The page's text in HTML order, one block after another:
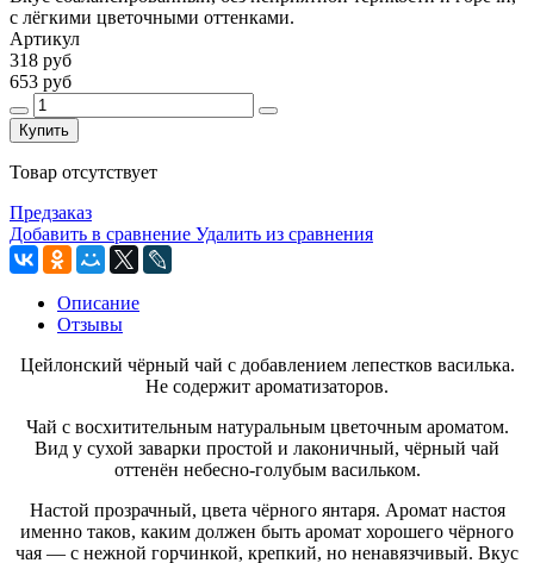
с лёгкими цветочными оттенками.
Артикул
318 руб
653 руб
Купить
Товар отсутствует
Предзаказ
Добавить в сравнение Удалить из сравнения
Описание
Отзывы
Цейлонский чёрный чай с добавлением лепестков василька.
Не содержит ароматизаторов.
Чай с восхитительным натуральным цветочным ароматом.
Вид у сухой заварки простой и лаконичный, чёрный чай
оттенён небесно-голубым васильком.
Настой прозрачный, цвета чёрного янтаря. Аромат настоя
именно таков, каким должен быть аромат хорошего чёрного
чая — с нежной горчинкой, крепкий, но ненавязчивый. Вкус